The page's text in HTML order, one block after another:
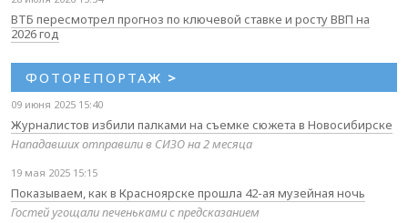
ВТБ пересмотрел прогноз по ключевой ставке и росту ВВП на
2026 год
ФОТОРЕПОРТАЖ >
09 июня 2025 15:40
Журналистов избили палками на съемке сюжета в Новосибирске
Нападавших отправили в СИЗО на 2 месяца
19 мая 2025 15:15
Показываем, как в Красноярске прошла 42-ая музейная ночь
Гостей угощали печеньками с предсказанием